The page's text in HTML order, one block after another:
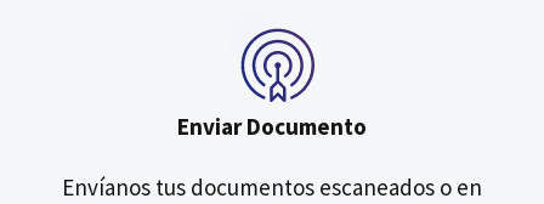
Enviar Documento
Envíanos tus documentos escaneados o en